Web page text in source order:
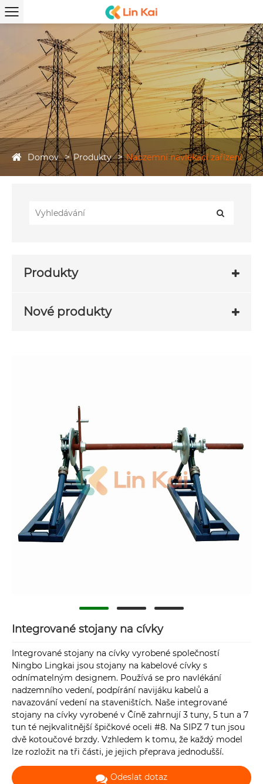
Domov Produkty Nadzemní navlékací zařízení
Produkty
Nové produkty
Integrované stojany na cívky
Integrované stojany na cívky vyrobené společností
Ningbo Lingkai jsou stojany na kabelové cívky s
odnímatelným designem. Používá se pro navlékání
nadzemního vedení, podpírání navijáku kabelů a
navazování vedení na staveništích. Naše integrované
stojany na cívky vyrobené v Číně zahrnují 3 tuny, 5 tun a 7
tun té nejkvalitnější špičkové oceli #8. Na SIPZ 7 tun jsou
dvě kotoučové brzdy. Vzhledem k tomu, že každý model
lze rozložit na tři části, je jejich přeprava jednodušší.
Odeslat dotaz